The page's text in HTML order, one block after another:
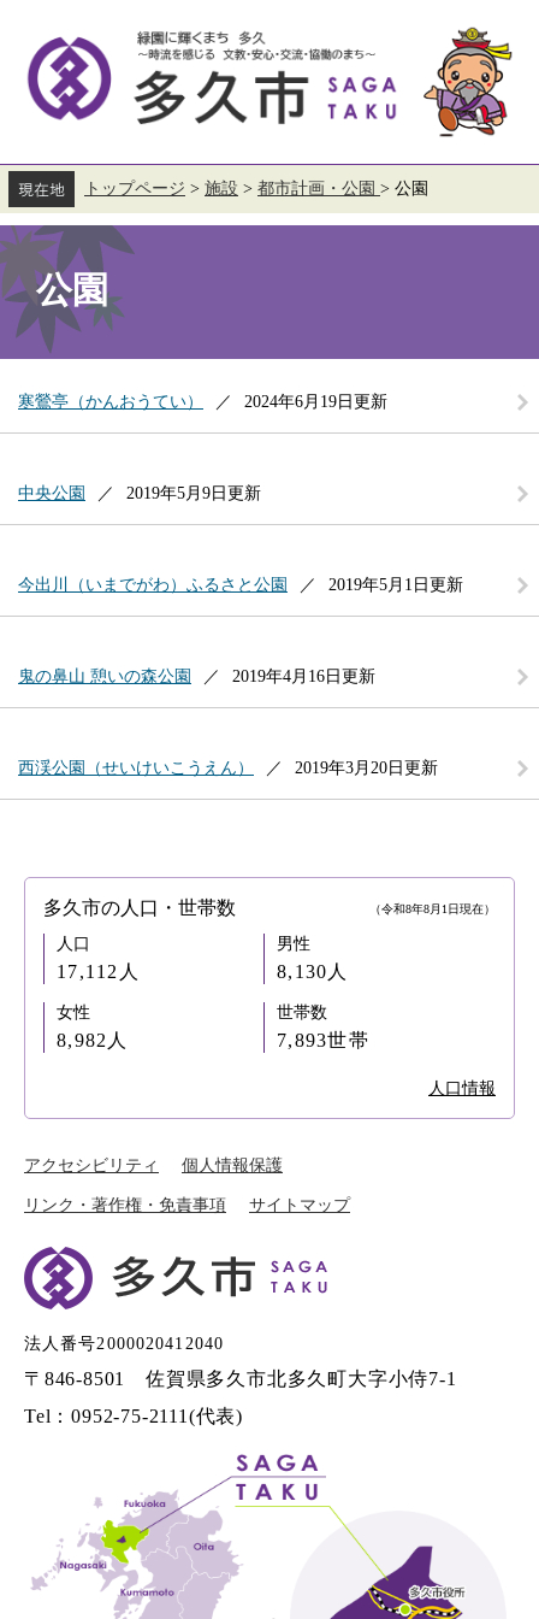
す。
し
本
文
へ
トップページ > 施設 > 都市計画・公園 > 公園
本
文
公園
寒鶯亭（かんおうてい） 2024年6月19日更新
中央公園 2019年5月9日更新
今出川（いまでがわ）ふるさと公園 2019年5月1日更新
鬼の鼻山 憩いの森公園 2019年4月16日更新
西渓公園（せいけいこうえん） 2019年3月20日更新
多久市の人口・世帯数 （令和8年8月1日現在）
人口
17,112人
男性
8,130人
女性
8,982人
世帯数
7,893世帯
人口情報
アクセシビリティ 個人情報保護
リンク・著作権・免責事項 サイトマップ
法人番号2000020412040
〒846-8501 佐賀県多久市北多久町大字小侍7-1
Tel：0952-75-2111(代表)